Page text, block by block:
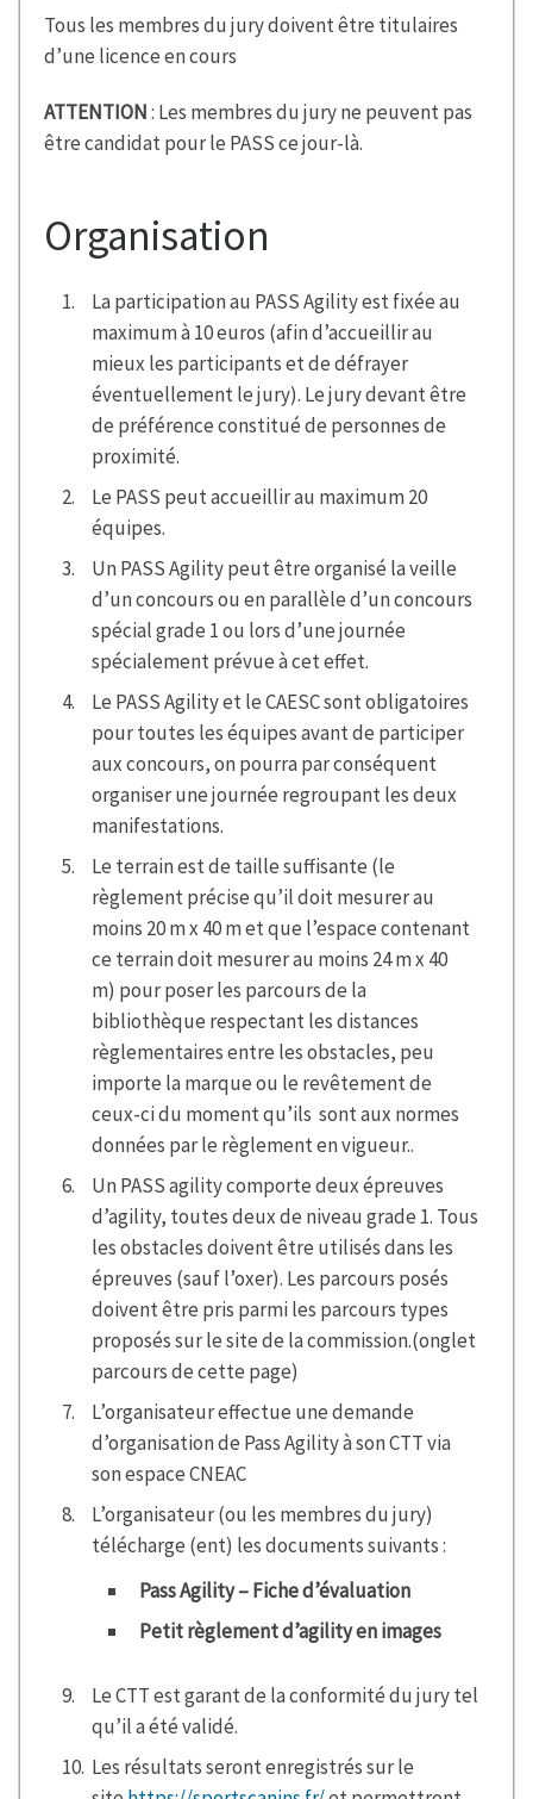
Tous les membres du jury doivent être titulaires
d’une licence en cours
ATTENTION: Les membres du jury ne peuvent pas
être candidat pour le PASS ce jour-là.
Organisation
La participation au PASS Agility est fixée au
maximum à 10 euros (afin d’accueillir au
mieux les participants et de défrayer
éventuellement le jury). Le jury devant être
de préférence constitué de personnes de
proximité.
Le PASS peut accueillirau maximum 20
équipes.
Un PASS Agility peut être organisé la veille
d’un concours ou en parallèle d’un concours
spécial grade 1 ou lors d’une journée
spécialement prévue à cet effet.
Le PASS Agility et le CAESC sont obligatoires
pour toutes les équipes avant de participer
aux concours, on pourra par conséquent
organiser une journée regroupant les deux
manifestations.
Le terrain est de taille suffisante (le
règlement précise qu’il doit mesurer au
moins 20 m x 40 m et que l’espace contenant
ce terrain doit mesurer au moins 24 m x 40
m) pour poser les parcours de la
bibliothèque respectant les distances
règlementaires entre les obstacles, peu
importe la marque ou le revêtement de
ceux-ci du moment qu’ils sont aux normes
données par le règlement en vigueur..
Un PASS agility comporte deux épreuves
d’agility, toutes deux de niveau grade 1. Tous
les obstacles doivent être utilisés dans les
épreuves (sauf l’oxer). Les parcours posés
doivent être pris parmi les parcours types
proposés sur le site de la commission.(onglet
parcours de cette page)
L’organisateur effectue une demande
d’organisation de Pass Agility à son CTT via
son espace CNEAC
L’organisateur (ou les membres du jury)
télécharge (ent) les documents suivants :
Pass Agility – Fiche d’évaluation
Petit règlement d’agility en images
Le CTT est garant de la conformité du jury tel
qu’il a été validé.
Les résultats seront enregistrés sur le